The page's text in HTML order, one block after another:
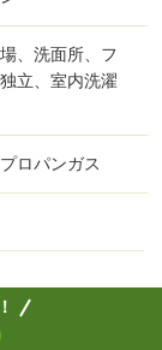
、洗面所、フ
立、室内洗濯
ロパンガス